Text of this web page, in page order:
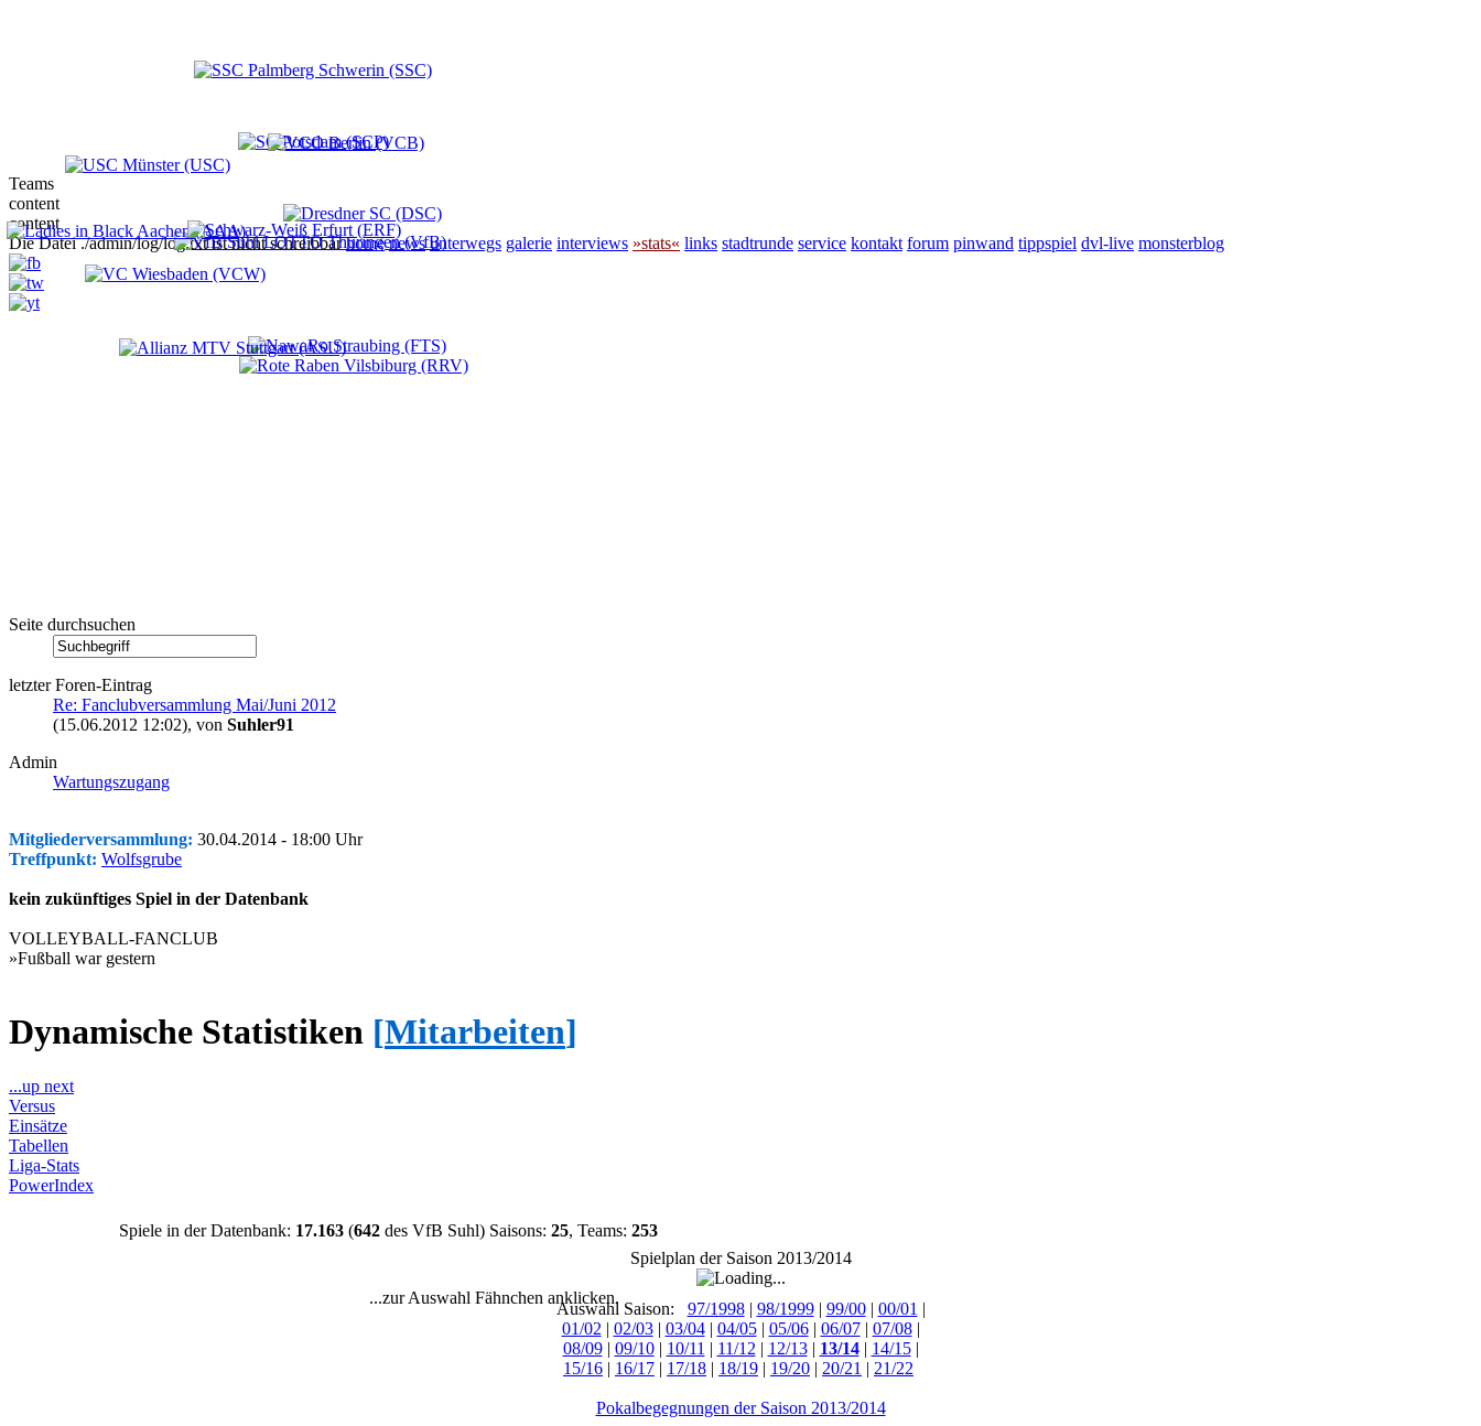
Teams
content
content
Die Datei ./admin/log/log.txt ist nicht schreibbarhome news unterwegs galerie interviews »stats« links stadtrunde service kontakt forum pinwand tippspiel dvl-live monsterblog
Seite durchsuchen
letzter Foren-Eintrag
Re: Fanclubversammlung Mai/Juni 2012
(15.06.2012 12:02), von Suhler91
Admin
Wartungszugang
Mitgliederversammlung: 30.04.2014 - 18:00 Uhr
Treffpunkt: Wolfsgrube
kein zukünftiges Spiel in der Datenbank
VOLLEYBALL-FANCLUB
»Fußball war gestern
Dynamische Statistiken [Mitarbeiten]
...up next
Versus
Einsätze
Tabellen
Liga-Stats
PowerIndex
Spiele in der Datenbank: 17.163(642des VfB Suhl) Saisons: 25, Teams: 253
Spielplan der Saison 2013/2014
...zur Auswahl Fähnchen anklicken.
Auswahl Saison: 97/1998| 98/1999| 99/00| 00/01 |
01/02 | 02/03| 03/04| 04/05| 05/06| 06/07| 07/08|
08/09| 09/10| 10/11 | 11/12 | 12/13| 13/14| 14/15|
15/16 | 16/17 | 17/18 | 18/19 | 19/20 | 20/21 | 21/22
Pokalbegegnungen der Saison 2013/2014